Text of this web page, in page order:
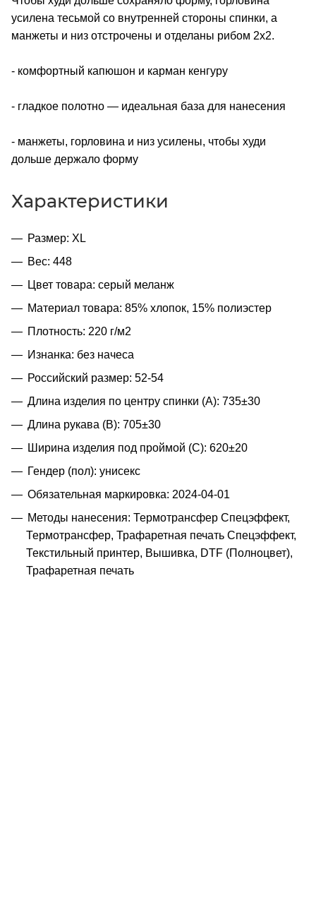
усилена тесьмой со внутренней стороны спинки, а
манжеты и низ отстрочены и отделаны рибом 2х2.
- комфортный капюшон и карман кенгуру
- гладкое полотно — идеальная база для нанесения
- манжеты, горловина и низ усилены, чтобы худи
дольше держало форму
Характеристики
Размер: XL
Вес: 448
Цвет товара: серый меланж
Материал товара: 85% хлопок, 15% полиэстер
Плотность: 220 г/м2
Изнанка: без начеса
Российский размер: 52-54
Длина изделия по центру спинки (A): 735±30
Длина рукава (B): 705±30
Ширина изделия под проймой (С): 620±20
Гендер (пол): унисекс
Обязательная маркировка: 2024-04-01
Методы нанесения: Термотрансфер Спецэффект,
Термотрансфер, Трафаретная печать Спецэффект,
Текстильный принтер, Вышивка, DTF (Полноцвет),
Трафаретная печать